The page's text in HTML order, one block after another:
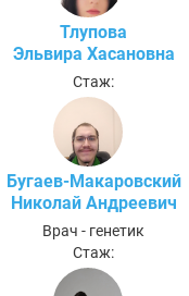
Тлупова
Эльвира Хасановна
Стаж:
Бугаев-Макаровский
Николай Андреевич
Врач - генетик
Стаж: